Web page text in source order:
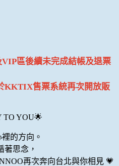
區後續未完成結帳及退票
KKTIX售票系統再次開放販
TO YOU🌟
的方向。
著思念，
再次奔向台北與你相見 💗